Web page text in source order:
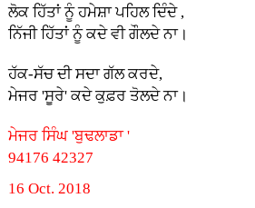
ਲੋਕ ਹਿੱਤਾਂ ਨੂੰ ਹਮੇਸ਼ਾ ਪਹਿਲ ਦਿੰਦੇ ,
ਨਿੱਜੀ ਹਿੱਤਾਂ ਨੂੰ ਕਦੇ ਵੀ ਗੌਲਦੇ ਨਾ।
ਹੱਕ-ਸੱਚ ਦੀ ਸਦਾ ਗੱਲ ਕਰਦੇ,
ਮੇਜਰ 'ਸੂਰੇ' ਕਦੇ ਕੁਫ਼ਰ ਤੋਲਦੇ ਨਾ।
ਮੇਜਰ ਸਿੰਘ 'ਬੁਢਲਾਡਾ '
94176 42327
16 Oct. 2018